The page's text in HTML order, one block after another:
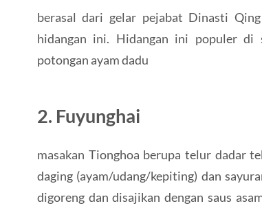
berasal dari gelar pejabat Dinasti
hidangan ini. Hidangan ini populer di
potongan ayam dadu
2. Fuyunghai
masakan Tionghoa berupa telur dadar
daging (ayam/udang/kepiting) dan
digoreng dan disajikan dengan saus